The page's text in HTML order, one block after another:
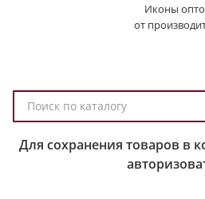
Иконы
от
о
Для сохранения товаров в